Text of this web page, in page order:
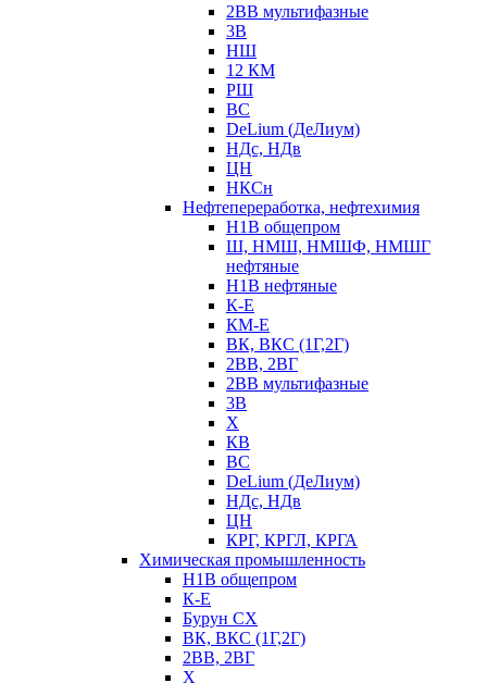
2ВВ мультифазные
3В
НШ
12 КМ
РШ
ВС
DeLium (ДеЛиум)
НДс, НДв
ЦН
НКСн
Нефтепереработка, нефтехимия
Н1В общепром
Ш, НМШ, НМШФ, НМШГ
нефтяные
Н1В нефтяные
К-Е
КМ-Е
ВК, ВКС (1Г,2Г)
2ВВ, 2ВГ
2ВВ мультифазные
3В
Х
КВ
ВС
DeLium (ДеЛиум)
НДс, НДв
ЦН
КРГ, КРГЛ, КРГА
Химическая промышленность
Н1В общепром
К-Е
Бурун СХ
ВК, ВКС (1Г,2Г)
2ВВ, 2ВГ
Х